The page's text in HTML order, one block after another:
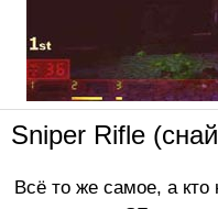
Sniper Rifle
Всё то же самое, а кто